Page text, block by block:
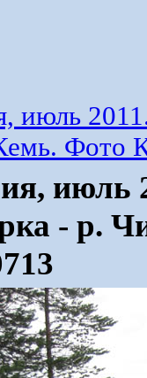
июль
Фото
июль
- р.